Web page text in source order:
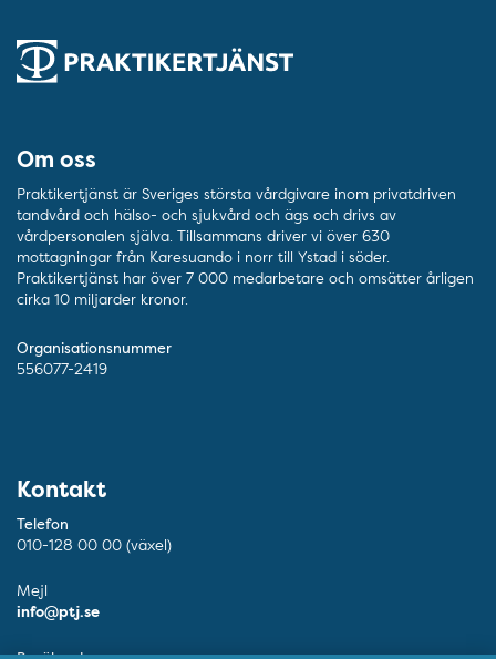
Om oss
Praktikertjänst är Sveriges största vårdgivare inom privatdriven
tandvård och hälso- och sjukvård och ägs och drivs av
vårdpersonalen själva. Tillsammans driver vi över 630
mottagningar från Karesuando i norr till Ystad i söder.
Praktikertjänst har över 7 000 medarbetare och omsätter årligen
cirka 10 miljarder kronor.
Organisationsnummer
556077-2419
Kontakt
Telefon
010-128 00 00 (växel)
Mejl
info@ptj.se